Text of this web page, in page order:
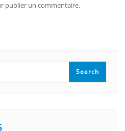
publier un commentaire.